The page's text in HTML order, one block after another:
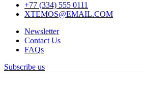
+77 (334) 555 0111
XTEMOS@EMAIL.COM
Newsletter
Contact Us
FAQs
Subscribe us